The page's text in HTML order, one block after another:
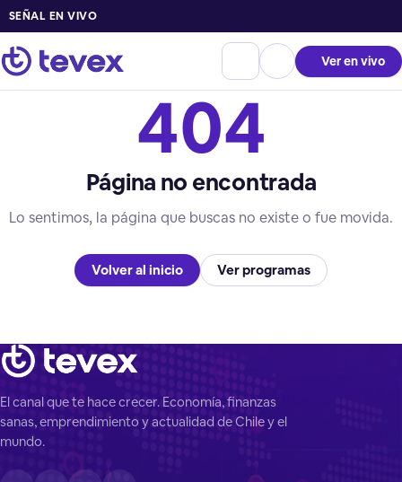
SEÑAL EN VIVO
Ver en vivo
404
Página no encontrada
Lo sentimos, la página que buscas no existe o fue movida.
Volver al inicio Ver programas
El canal que te hace crecer. Economía, finanzas
sanas, emprendimiento y actualidad de Chile y el
mundo.